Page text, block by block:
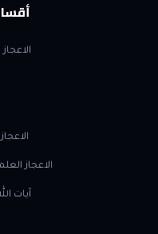
الاعجاز
آيات